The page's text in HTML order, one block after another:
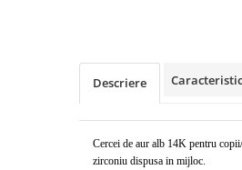
Descriere
Cercei de aur alb 14K pentru
zirconiu dispusa in mijloc.